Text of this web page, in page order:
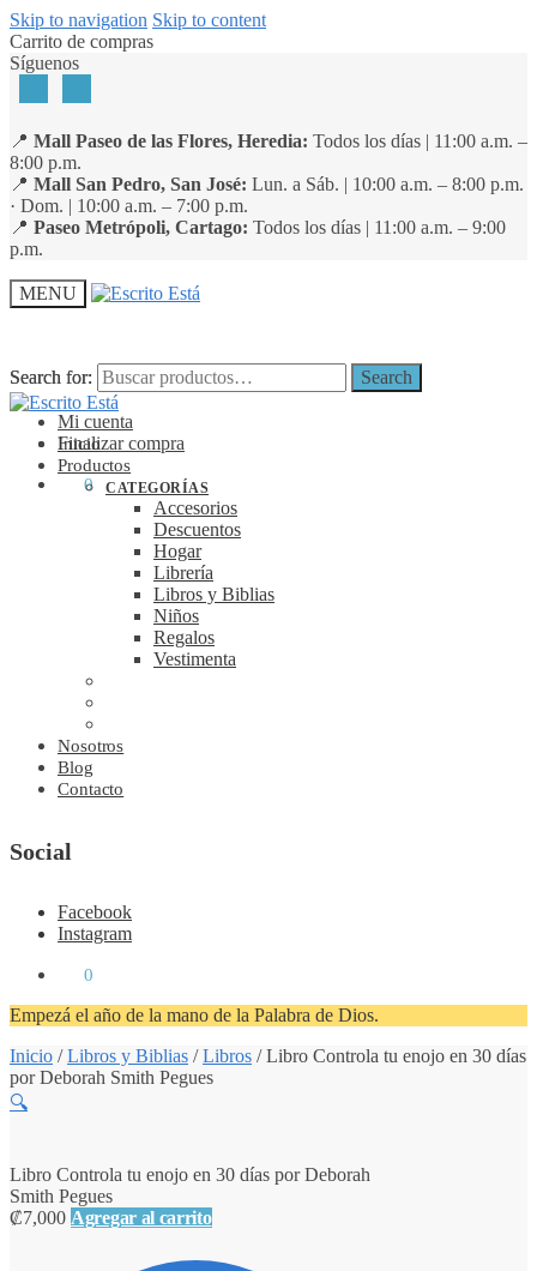
Skip to navigation Skip to content
Carrito de compras
Síguenos
📍 Mall Paseo de las Flores, Heredia: Todos los días | 11:00 a.m. –
8:00 p.m.
📍 Mall San Pedro, San José: Lun. a Sáb. | 10:00 a.m. – 8:00 p.m.
· Dom. | 10:00 a.m. – 7:00 p.m.
📍 Paseo Metrópoli, Cartago: Todos los días | 11:00 a.m. – 9:00
p.m.
MENU
Search for: Search
Mi cuenta
Finalizar compra
0
Search for: Search
Inicio
Productos
CATEGORÍAS
Accesorios
Descuentos
Hogar
Librería
Libros y Biblias
Niños
Regalos
Vestimenta
Nosotros
Blog
Contacto
Social
Facebook
Instagram
0
Empezá el año de la mano de la Palabra de Dios.
Inicio /Libros y Biblias /Libros /Libro Controla tu enojo en 30 días
por Deborah Smith Pegues
🔍
Libro Controla tu enojo en 30 días por Deborah
Smith Pegues
₡7,000 Agregar al carrito